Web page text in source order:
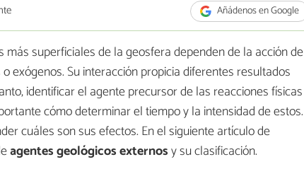
Añádenos en Google
superficiales de la geosfera dependen de la acción de
exógenos. Su interacción propicia diferentes resultados
identificar el agente precursor de las reacciones físicas
cómo determinar el tiempo y la intensidad de estos.
cuáles son sus efectos. En el siguiente artículo de
agentes geológicos externosy su clasificación.